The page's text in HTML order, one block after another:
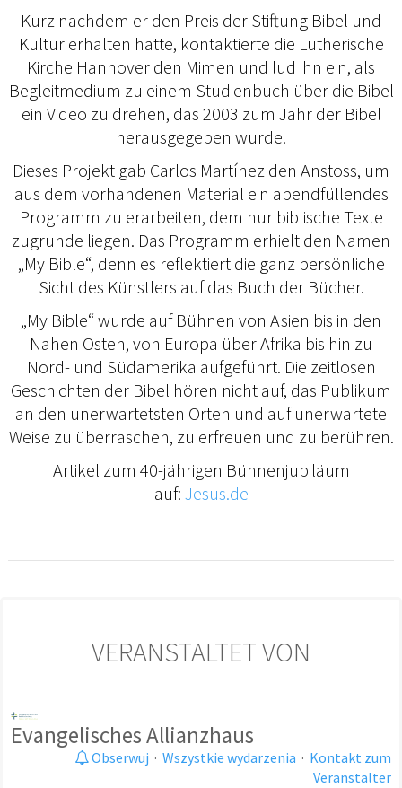
Kurz nachdem er den Preis der Stiftung Bibel und
Kultur erhalten hatte, kontaktierte die Lutherische
Kirche Hannover den Mimen und lud ihn ein, als
Begleitmedium zu einem Studienbuch über die Bibel
ein Video zu drehen, das 2003 zum Jahr der Bibel
herausgegeben wurde.
Dieses Projekt gab Carlos Martínez den Anstoss, um
aus dem vorhandenen Material ein abendfüllendes
Programm zu erarbeiten, dem nur biblische Texte
zugrunde liegen. Das Programm erhielt den Namen
„My Bible“, denn es reflektiert die ganz persönliche
Sicht des Künstlers auf das Buch der Bücher.
„My Bible“ wurde auf Bühnen von Asien bis in den
Nahen Osten, von Europa über Afrika bis hin zu
Nord- und Südamerika aufgeführt. Die zeitlosen
Geschichten der Bibel hören nicht auf, das Publikum
an den unerwartetsten Orten und auf unerwartete
Weise zu überraschen, zu erfreuen und zu berühren.
Artikel zum 40-jährigen Bühnenjubiläum
auf: Jesus.de
VERANSTALTET VON
Evangelisches Allianzhaus
Obserwuj · Wszystkie wydarzenia · Kontakt zum
Veranstalter